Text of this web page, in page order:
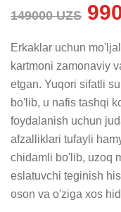
149000 UZS
Erkaklar uchun
kartmoni zamonaviy
etgan. Yuqori sifatli
bo'lib, u nafis tashqi
foydalanish uchun
afzalliklari tufayli
chidamli bo'lib, uzoq
eslatuvchi teginish
oson va o'ziga xos